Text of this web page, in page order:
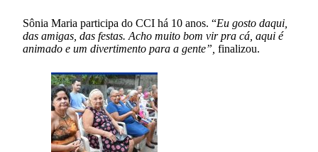
Sônia Maria participa do CCI há 10 anos. “Eu gosto daqui,
das amigas, das festas. Acho muito bom vir pra cá, aqui é
animado e um divertimento para a gente”, finalizou.